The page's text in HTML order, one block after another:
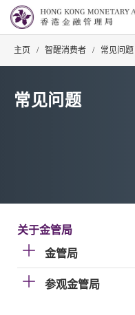
主页 / 智醒消费者 / 常见问题
常见问题
关于金管局
金管局
参观金管局